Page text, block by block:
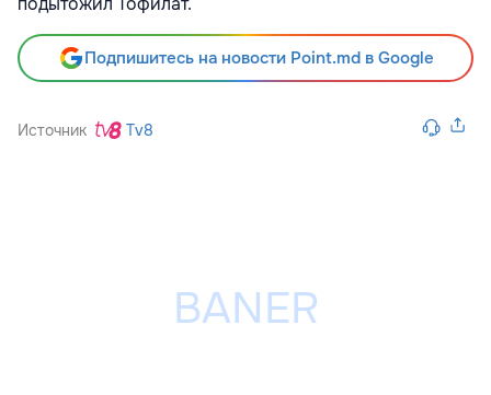
Подпишитесь на новости Point.md в Google
Источник Tv8